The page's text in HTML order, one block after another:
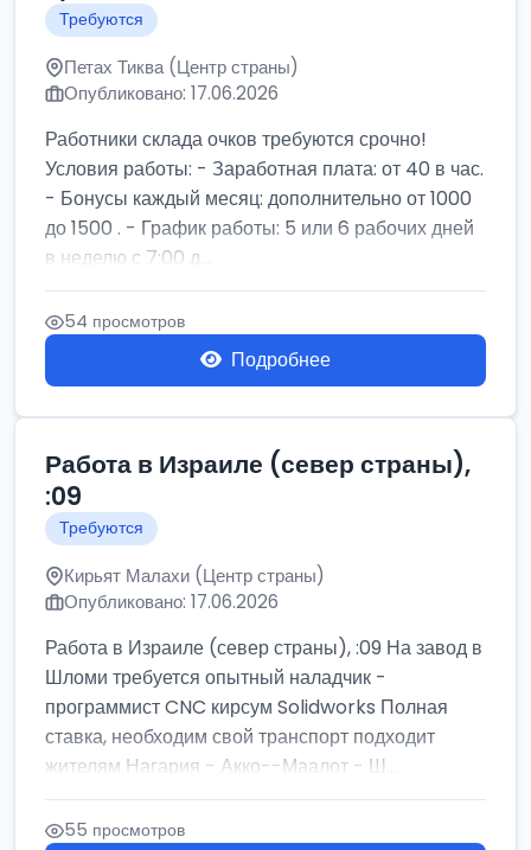
Требуются
Петах Тиква (Центр страны)
Опубликовано: 17.06.2026
Работники склада очков требуются срочно!
Условия работы: - Заработная плата: от 40 в час.
- Бонусы каждый месяц: дополнительно от 1000
до 1500 . - График работы: 5 или 6 рабочих дней
в неделю с 7:00 д...
54 просмотров
Подробнее
Работа в Израиле (север страны),
:09
Требуются
Кирьят Малахи (Центр страны)
Опубликовано: 17.06.2026
Работа в Израиле (север страны), :09 На завод в
Шломи требуется опытный наладчик -
программист CNC кирсум Solidworks Полная
ставка, необходим свой транспорт подходит
жителям Нагария - Акко--Маалот - Ш...
55 просмотров